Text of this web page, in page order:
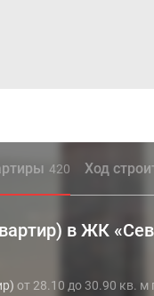
420 Ход
в ЖК
от 28.10 до 30.90 кв. м